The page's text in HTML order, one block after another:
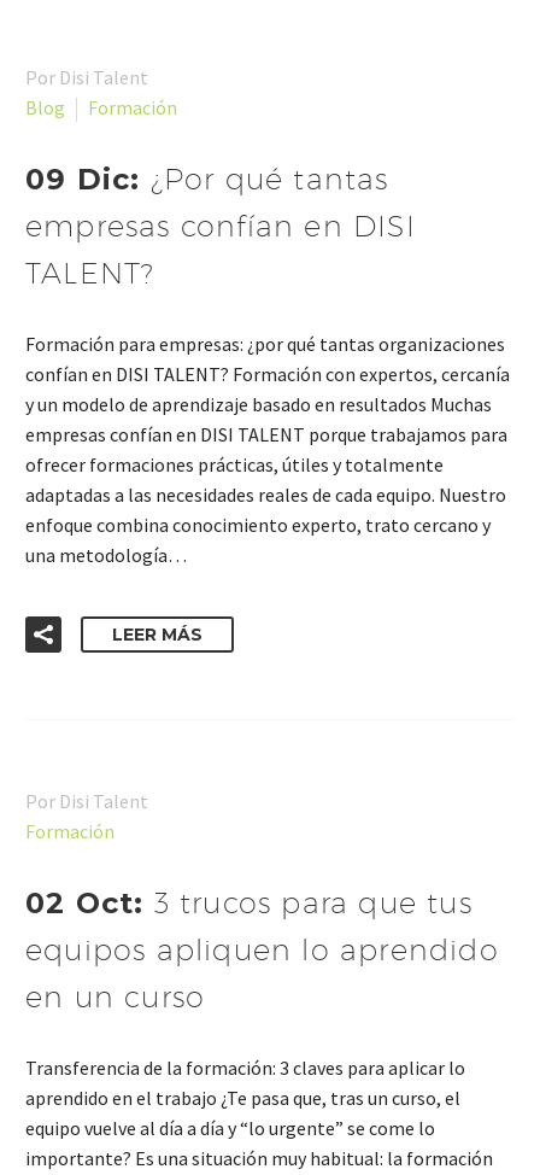
Por Disi Talent
Blog
Formación
09 Dic: ¿Por qué tantas
empresas confían en DISI
TALENT?
Formación para empresas: ¿por qué tantas organizaciones
confían en DISI TALENT? Formación con expertos, cercanía
y un modelo de aprendizaje basado en resultados Muchas
empresas confían en DISI TALENT porque trabajamos para
ofrecer formaciones prácticas, útiles y totalmente
adaptadas a las necesidades reales de cada equipo. Nuestro
enfoque combina conocimiento experto, trato cercano y
una metodología…
LEER MÁS
Por Disi Talent
Formación
02 Oct: 3 trucos para que tus
equipos apliquen lo aprendido
en un curso
Transferencia de la formación: 3 claves para aplicar lo
aprendido en el trabajo ¿Te pasa que, tras un curso, el
equipo vuelve al día a día y “lo urgente” se come lo
importante? Es una situación muy habitual: la formación